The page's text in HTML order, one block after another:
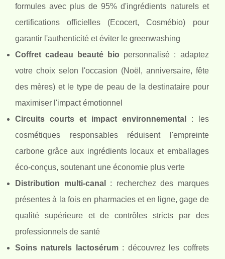
formules avec plus de 95% d'ingrédients naturels et
certifications officielles (Ecocert, Cosmébio) pour
garantir l'authenticité et éviter le greenwashing
Coffret cadeau beauté bio personnalisé : adaptez
votre choix selon l'occasion (Noël, anniversaire, fête
des mères) et le type de peau de la destinataire pour
maximiser l'impact émotionnel
Circuits courts et impact environnemental
: les
cosmétiques responsables réduisent l'empreinte
carbone grâce aux ingrédients locaux et emballages
éco-conçus, soutenant une économie plus verte
Distribution multi-canal
: recherchez des marques
présentes à la fois en pharmacies et en ligne, gage de
qualité supérieure et de contrôles stricts par des
professionnels de santé
Soins naturels lactosérum: découvrez les coffrets